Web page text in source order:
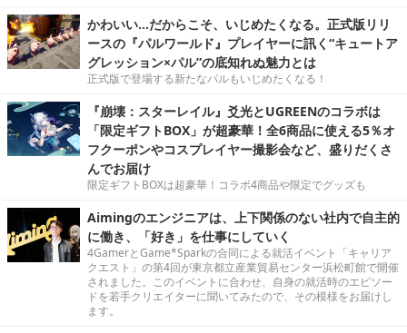
かわいい…だからこそ、いじめたくなる。正式版リリ
ースの『パルワールド』プレイヤーに訊く“キュートア
グレッション×パル”の底知れぬ魅力とは
正式版で登場する新たなパルもいじめたくなる！
『崩壊：スターレイル』爻光とUGREENのコラボは
「限定ギフトBOX」が超豪華！全6商品に使える5％オ
フクーポンやコスプレイヤー撮影会など、盛りだくさ
んでお届け
限定ギフトBOXは超豪華！コラボ4商品や限定でグッズも
Aimingのエンジニアは、上下関係のない社内で自主的
に働き、「好き」を仕事にしていく
4GamerとGame*Sparkの合同による就活イベント「キャリア
クエスト」の第4回が東京都立産業貿易センター浜松町館で開催
されました。このイベントに合わせ、自身の就活時のエピソー
ドを若手クリエイターに聞いてみたので、その模様をお届けし
ます。